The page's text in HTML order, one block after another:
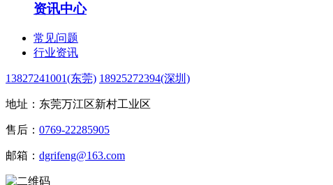
资讯中心
常见问题
行业资讯
13827241001(东莞) 18925272394(深圳)
地址：东莞万江区新村工业区
售后： 0769-22285905
邮箱： dgrifeng@163.com